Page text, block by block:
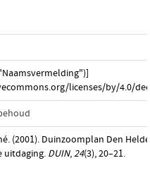
licenses/by/4.0/
(2001). Duinzoomplan Den
uitdaging. DUIN,24(3), 20–21.